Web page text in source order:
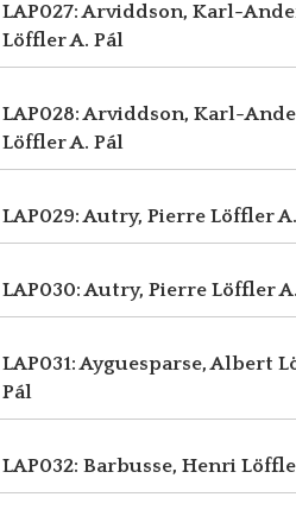
LAP027: Arviddson, Karl-
Löffler A. Pál
LAP028: Arviddson, Karl-
Löffler A. Pál
LAP029: Autry, Pierre Löffler
LAP030: Autry, Pierre Löffler
LAP031: Ayguesparse, Albert
Pál
LAP032: Barbusse, Henri